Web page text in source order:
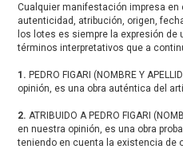
Cualquier manifestación impresa en
autenticidad, atribución, origen,
los lotes es siempre la expresión de
términos interpretativos que a
1. PEDRO FIGARI (NOMBRE Y
opinión, es una obra auténtica del
2. ATRIBUIDO A PEDRO FIGARI
en nuestra opinión, es una obra
teniendo en cuenta la existencia de